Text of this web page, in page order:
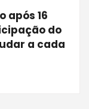
após 16
do
a cada